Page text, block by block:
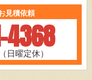
見積依頼
4368
日曜定休）